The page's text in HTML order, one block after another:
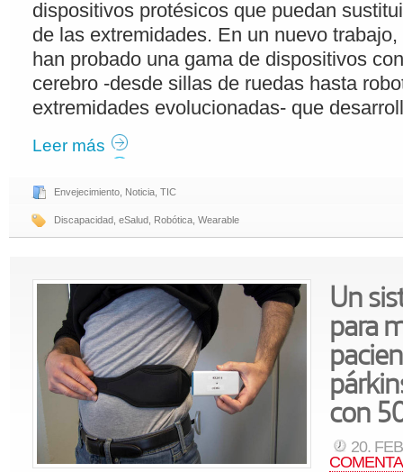
dispositivos protésicos que puedan
de las extremidades. En un nuevo
han probado una gama de dispositivos
cerebro -desde sillas de ruedas hasta
extremidades evolucionadas- que
Leer más
Envejecimiento Noticia TIC
Discapacidad eSalud Robótica Wearable
Un
para
con
20.